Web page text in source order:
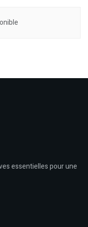
essentielles pour une